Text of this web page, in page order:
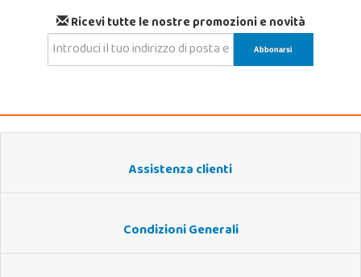
Ricevi tutte le nostre promozioni e novità
Assistenza clienti
Condizioni Generali